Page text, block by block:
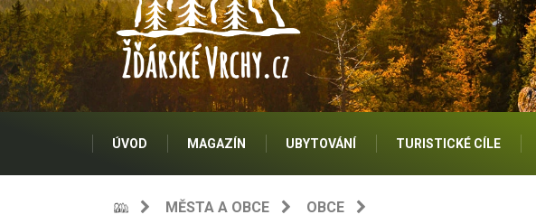
ÚVOD MAGAZÍN UBYTOVÁNÍ TURISTICKÉ CÍLE
MĚSTA A OBCE OBCE